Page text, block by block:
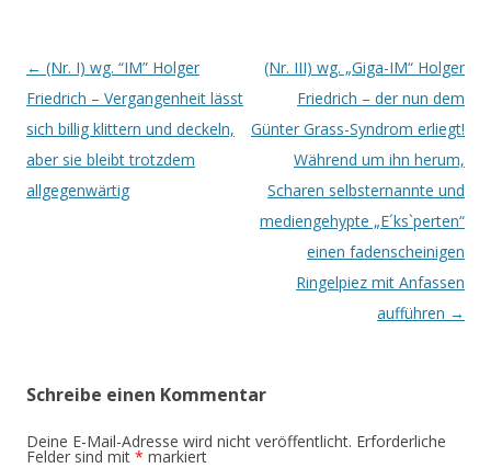
Beitrags-
Navigation
← (Nr. I) wg. “IM” Holger
Friedrich – Vergangenheit lässt
sich billig klittern und deckeln,
aber sie bleibt trotzdem
allgegenwärtig
(Nr. III) wg. „Giga-IM“ Holger
Friedrich – der nun dem
Günter Grass-Syndrom erliegt!
Während um ihn herum,
Scharen selbsternannte und
mediengehypte „E´ks`perten“
einen fadenscheinigen
Ringelpiez mit Anfassen
aufführen →
Schreibe einen Kommentar
Deine E-Mail-Adresse wird nicht veröffentlicht. Erforderliche
Felder sind mit * markiert